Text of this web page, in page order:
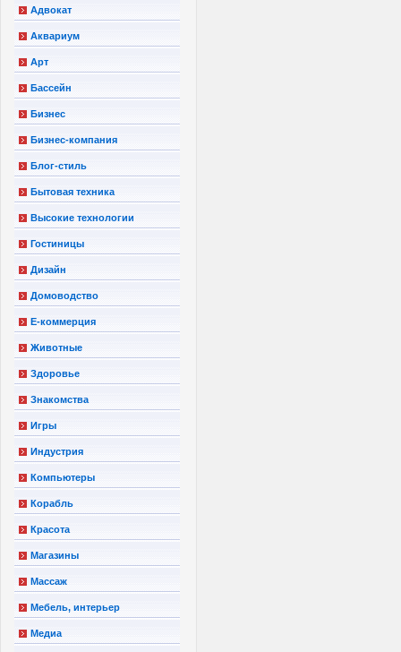
Адвокат
Аквариум
Арт
Бассейн
Бизнес
Бизнес-компания
Блог-стиль
Бытовая техника
Высокие технологии
Гостиницы
Дизайн
Домоводство
Е-коммерция
Животные
Здоровье
Знакомства
Игры
Индустрия
Компьютеры
Корабль
Красота
Магазины
Массаж
Мебель, интерьер
Медиа